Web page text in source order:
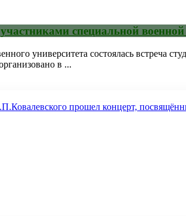
специальной
университета состоялась
в ...